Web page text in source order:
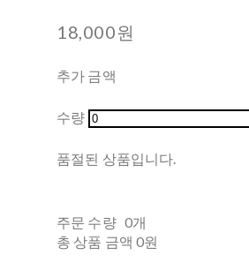
18,000원
추가 금액
수량
품절된 상품입니다.
주문 수량 0개
총 상품 금액 0원